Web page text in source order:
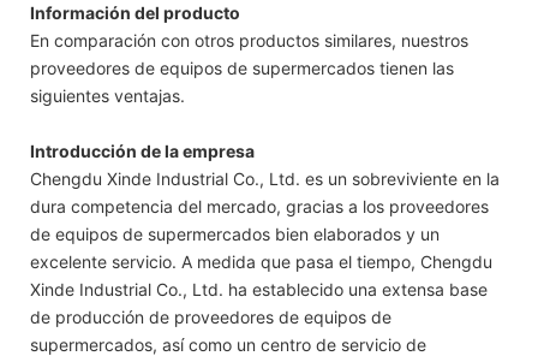
Información del producto
En comparación con otros productos similares, nuestros
proveedores de equipos de supermercados tienen las
siguientes ventajas.
Introducción de la empresa
Chengdu Xinde Industrial Co., Ltd. es un sobreviviente en la
dura competencia del mercado, gracias a los proveedores
de equipos de supermercados bien elaborados y un
excelente servicio. A medida que pasa el tiempo, Chengdu
Xinde Industrial Co., Ltd. ha establecido una extensa base
de producción de proveedores de equipos de
supermercados, así como un centro de servicio de